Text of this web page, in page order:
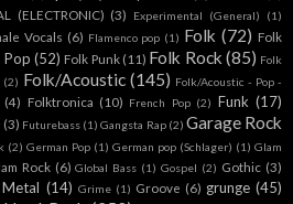
(ELECTRONIC) (3) Experimental (General) (1)
Vocals (6) Flamenco pop (1) Folk (72) Folk
Pop (52) Folk Punk (11) Folk Rock (85) Folk
(2) Folk/Acoustic (145) Folk/Acoustic - Pop -
(4) Folktronica (10) French Pop (2) Funk (17)
(3) Futurebass (1) Gangsta Rap (2) Garage Rock
(2) German Pop (1) German pop (Schlager) (1) Glam
Rock (6) Global Bass (1) Gospel (2) Gothic (3)
(14) Grime (1) Groove (6) grunge (45)